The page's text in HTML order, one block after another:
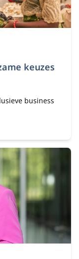
keuzes
business